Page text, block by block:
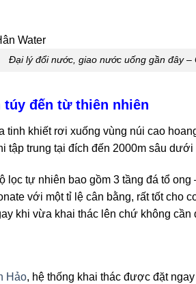
Đại lý đổi nước, giao nước uống gần đây –
túy đến từ thiên nhiên
tinh khiết rơi xuống vùng núi cao
tập trung tại đích đến 2000m sâu
tự nhiên bao gồm 3 tầng đá tổ
với một tỉ lệ cân bằng, rất tốt
khi vừa khai thác lên chứ không
Hảo, hệ thống khai thác được đặt